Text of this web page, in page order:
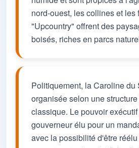
nord-ouest, les collines et les
"Upcountry" offrent des
boisés, riches en parcs
Politiquement, la Caroline du
organisée selon une
classique. Le pouvoir
gouverneur élu pour un
avec la possibilité d'être